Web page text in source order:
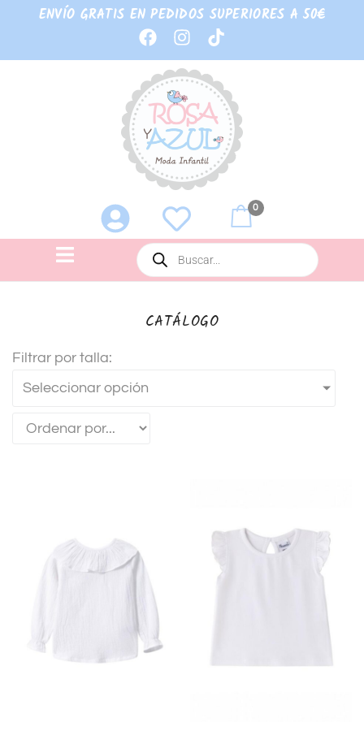
ENVÍO GRATIS EN PEDIDOS SUPERIORES A 50€
0
CATÁLOGO
Filtrar por talla:
Seleccionar opción